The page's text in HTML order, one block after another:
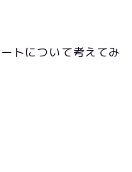
トについて考えてみ